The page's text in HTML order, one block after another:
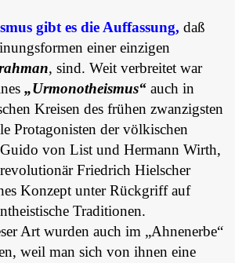
gibt es die Auffassung, daß
einer einzigen
, sind. Weit verbreitet war
„Urmonotheismus“ auch in
Kreisen des frühen zwanzigsten
Protagonisten der völkischen
von List und Hermann Wirth,
Friedrich Hielscher
Konzept unter Rückgriff auf
Traditionen.
Art wurden auch im „Ahnenerbe“
weil man sich von ihnen eine